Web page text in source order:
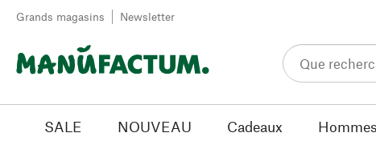
Passer au contenu
Grands magasins Newsletter
SALE NOUVEAU Cadeaux Hommes